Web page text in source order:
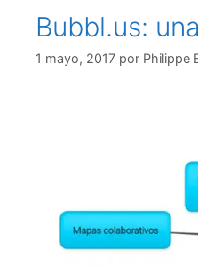
Bubbl.us:
1 mayo, 2017 por Philippe